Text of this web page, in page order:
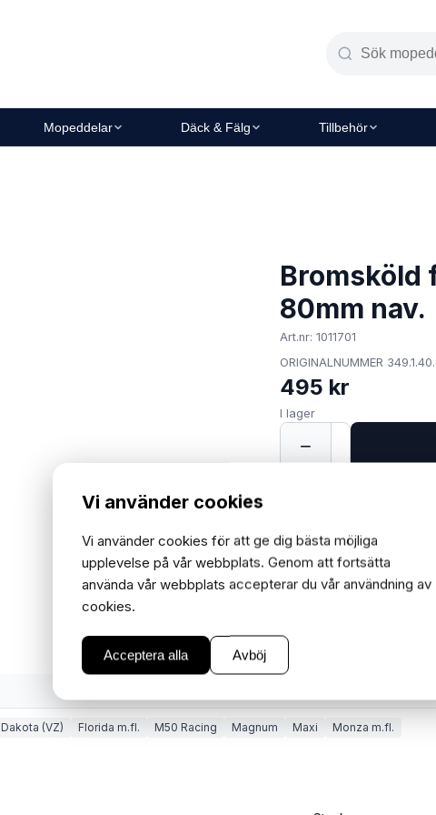
Mopeddelar Däck & Fälg Tillbehör
Bromsköld
80mm nav.
Art.nr: 1011701
ORIGINALNUMMER
495 kr
I lager
−
Dakota (VZ) Florida m.fl. M50 Racing Magnum Maxi Monza m.fl.
Vi använder cookies
Vi använder cookies för att ge dig bästa möjliga
upplevelse på vår webbplats. Genom att fortsätta
använda vår webbplats accepterar du vår användning av
cookies.
Acceptera alla Avböj